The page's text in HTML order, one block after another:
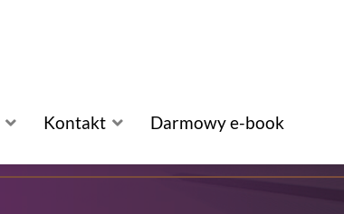
Kontakt Darmowy e-book